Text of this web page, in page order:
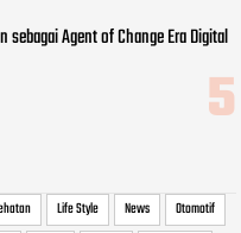
sebagai Agent of Change Era Digital
Life Style News
Otomotif